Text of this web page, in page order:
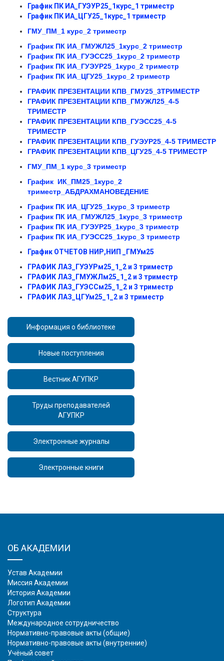
График ПК ИА_ГУЭУР25_1курс_1 триместр
График ПК ИА_ЦГУ25_1курс_1 триместр
ГМУ_ПМ_1 курс_2 триместр
График ПК ИА_ГМУЖЛ25_1курс_2 триместр
График ПК ИА_ГУЭСС25_1курс_2 триместр
График ПК ИА_ГУЭУР25_1курс_2 триместр
График ПК ИА_ЦГУ25_1курс_2 триместр
ГРАФИК ПРЕЗЕНТАЦИИ КПВ_ГМУ25_3ТРИМЕСТР
ГРАФИК ПРЕЗЕНТАЦИИ КПВ_ГМУЖЛ25_4-5
ТРИМЕСТР
ГРАФИК ПРЕЗЕНТАЦИИ КПВ_ГУЭСС25_4-5
ТРИМЕСТР
ГРАФИК ПРЕЗЕНТАЦИИ КПВ_ГУЭУР25_4-5 ТРИМЕСТР
ГРАФИК ПРЕЗЕНТАЦИИ КПВ_ЦГУ25_4-5 ТРИМЕСТР
ГМУ_ПМ_1 курс_3 триместр
График ИК_ПМ25_1курс_2
триместр_АБДРАХМАНОВЕДЕНИЕ
График ПК ИА_ЦГУ25_1курс_3 триместр
График ПК ИА_ГМУЖЛ25_1курс_3 триместр
График ПК ИА_ГУЭУР25_1курс_3 триместр
График ПК ИА_ГУЭСС25_1курс_3 триместр
График ОТЧЕТОВ НИР,НИП _ГМУм25
ГРАФИК ЛАЗ_ГУЭУРм25_1_2 и 3 триместр
ГРАФИК ЛАЗ_ГМУЖЛм25_1_2 и 3 триместр
ГРАФИК ЛАЗ_ГУЭССм25_1_2 и 3 триместр
ГРАФИК ЛАЗ_ЦГУм25_1_2 и 3 триместр
Информация о библиотеке
Новые поступления
Вестник АГУПКР
Труды преподавателей
АГУПКР
Электронные журналы
Электронные книги
ОБ АКАДЕМИИ
Устав Академии
Миссия Академии
История Академии
Логотип Академии
Структура
Международное сотрудничество
Нормативно-правовые акты (общие)
Нормативно-правовые акты (внутренние)
Учёный совет